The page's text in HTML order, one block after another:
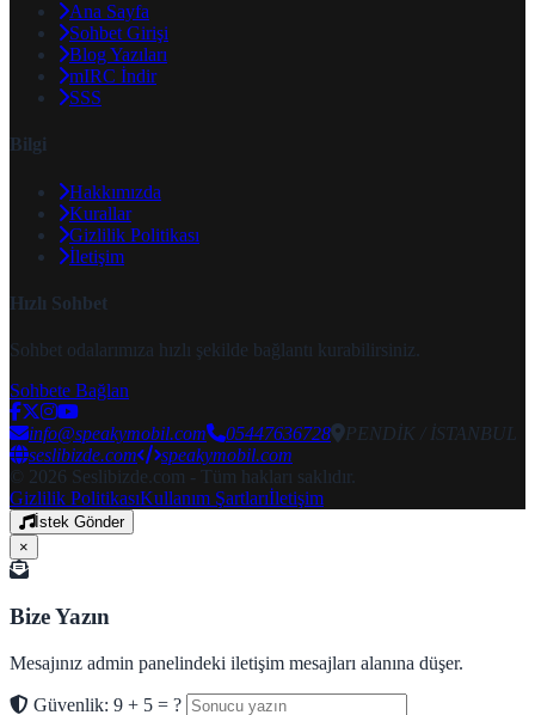
Ana Sayfa
Sohbet Girişi
Blog Yazıları
mIRC İndir
SSS
Bilgi
Hakkımızda
Kurallar
Gizlilik Politikası
İletişim
Hızlı Sohbet
Sohbet odalarımıza hızlı şekilde bağlantı kurabilirsiniz.
Sohbete Bağlan
info@speakymobil.com 05447636728
PENDİK / İSTANBUL
seslibizde.com
speakymobil.com
© 2026 Seslibizde.com - Tüm hakları saklıdır.
Gizlilik PolitikasıKullanım Şartlarıİletişim
İstek Gönder
×
Bize Yazın
Mesajınız admin panelindeki iletişim mesajları alanına düşer.
Güvenlik: 9 + 5 = ?